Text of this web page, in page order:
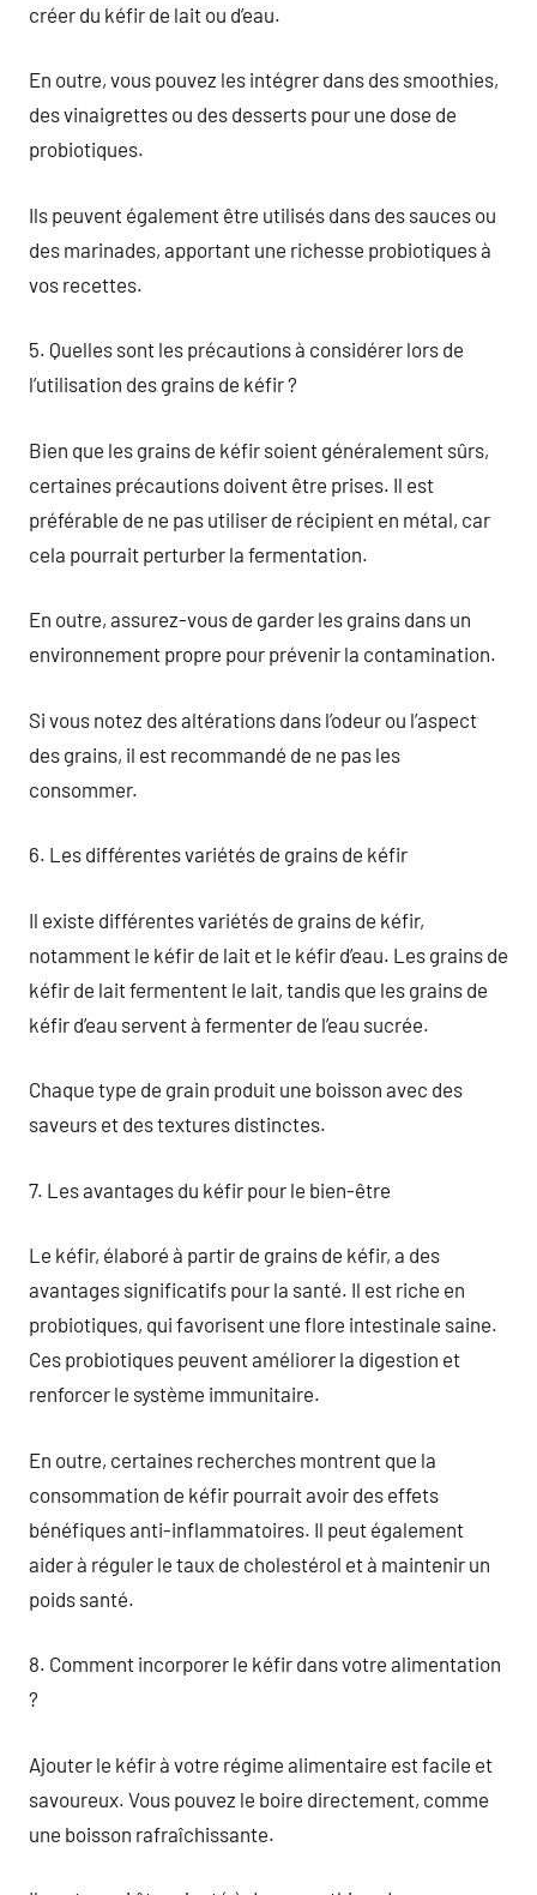
créer du kéfir de lait ou d’eau.
En outre, vous pouvez les intégrer dans des smoothies,
des vinaigrettes ou des desserts pour une dose de
probiotiques.
Ils peuvent également être utilisés dans des sauces ou
des marinades, apportant une richesse probiotiques à
vos recettes.
5. Quelles sont les précautions à considérer lors de
l’utilisation des grains de kéfir ?
Bien que les grains de kéfir soient généralement sûrs,
certaines précautions doivent être prises. Il est
préférable de ne pas utiliser de récipient en métal, car
cela pourrait perturber la fermentation.
En outre, assurez-vous de garder les grains dans un
environnement propre pour prévenir la contamination.
Si vous notez des altérations dans l’odeur ou l’aspect
des grains, il est recommandé de ne pas les
consommer.
6. Les différentes variétés de grains de kéfir
Il existe différentes variétés de grains de kéfir,
notamment le kéfir de lait et le kéfir d’eau. Les grains de
kéfir de lait fermentent le lait, tandis que les grains de
kéfir d’eau servent à fermenter de l’eau sucrée.
Chaque type de grain produit une boisson avec des
saveurs et des textures distinctes.
7. Les avantages du kéfir pour le bien-être
Le kéfir, élaboré à partir de grains de kéfir, a des
avantages significatifs pour la santé. Il est riche en
probiotiques, qui favorisent une flore intestinale saine.
Ces probiotiques peuvent améliorer la digestion et
renforcer le système immunitaire.
En outre, certaines recherches montrent que la
consommation de kéfir pourrait avoir des effets
bénéfiques anti-inflammatoires. Il peut également
aider à réguler le taux de cholestérol et à maintenir un
poids santé.
8. Comment incorporer le kéfir dans votre alimentation
?
Ajouter le kéfir à votre régime alimentaire est facile et
savoureux. Vous pouvez le boire directement, comme
une boisson rafraîchissante.